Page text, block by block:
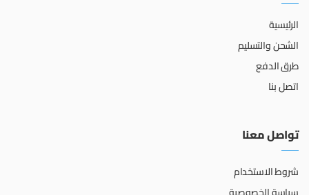
الرئيسية
الشحن والتسليم
طرق الدفع
اتصل بنا
تواصل معنا
شروط الاستخدام